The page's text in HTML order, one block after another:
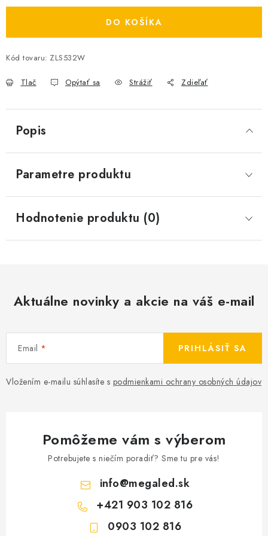
DO KOŠÍKA
Kód tovaru: ZLS532W
Tlač Opýtať sa Strážiť Zdieľať
Popis
Parametre produktu
Hodnotenie produktu (0)
Aktuálne novinky a akcie na váš e-mail
Email
Vložením e-mailu súhlasíte s podmienkami ochrany osobných údajov
PRIHLÁSIŤ SA
Pomôžeme vám s výberom
Potrebujete s niečím poradiť? Sme tu pre vás!
info@megaled.sk
+421 903 102 816
0903 102 816